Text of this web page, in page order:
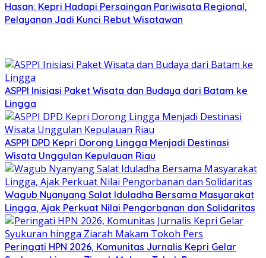
Hasan: Kepri Hadapi Persaingan Pariwisata Regional,
Pelayanan Jadi Kunci Rebut Wisatawan
ASPPI Inisiasi Paket Wisata dan Budaya dari Batam ke
Lingga
ASPPI DPD Kepri Dorong Lingga Menjadi Destinasi
Wisata Unggulan Kepulauan Riau
Wagub Nyanyang Salat Iduladha Bersama Masyarakat
Lingga, Ajak Perkuat Nilai Pengorbanan dan Solidaritas
Peringati HPN 2026, Komunitas Jurnalis Kepri Gelar